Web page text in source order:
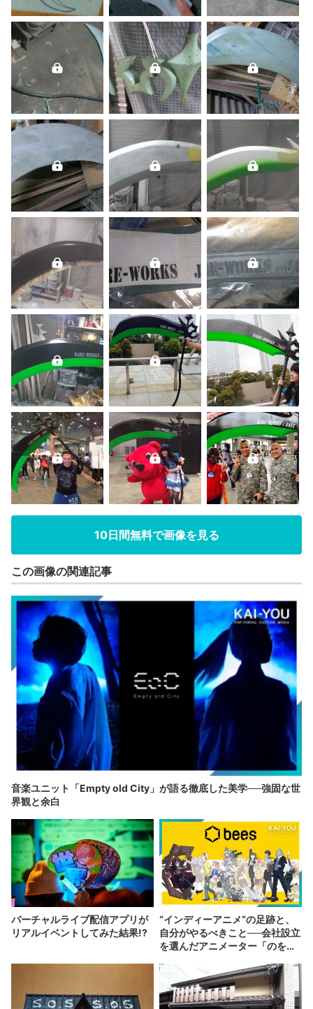
10日間無料で画像を見る
この画像の関連記事
音楽ユニット「Empty old City」が語る徹底した美学──強固な世
界観と余白
バーチャルライブ配信アプリが
リアルイベントしてみた結果!?
“インディーアニメ“の足跡と、
自分がやるべきこと──会社設立
を選んだアニメーター「のを